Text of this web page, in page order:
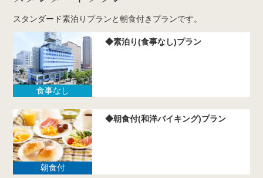
スタンダード素泊りプランと朝食付きプランです。
食事なし
◆素泊り(食事なし)プラン
朝食付
◆朝食付(和洋バイキング)プラン